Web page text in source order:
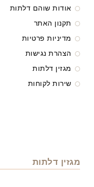
אודות שוהם דלתות
תקנון האתר
מדיניות פרטיות
הצהרת נגישות
מגזין דלתות
שירות לקוחות
מגזין דלתות